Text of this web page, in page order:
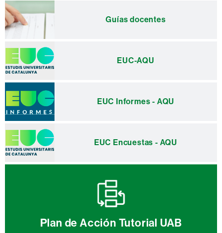
Guías docentes
EUC-AQU
EUC Informes - AQU
EUC Encuestas - AQU
Plan de Acción Tutorial UAB